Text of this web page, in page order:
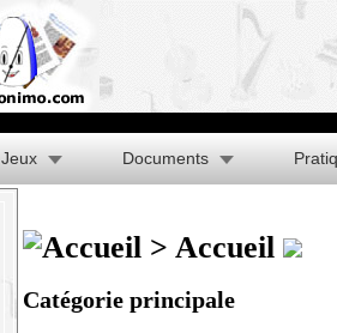
Jeux Documents
> Accueil
Catégorie principale